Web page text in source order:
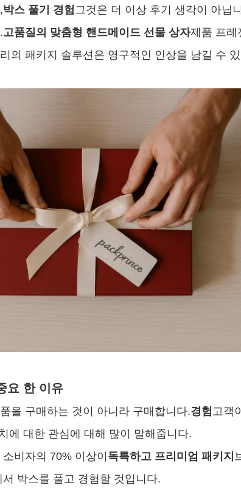
박스 풀기 경험그것은 더 이상 후기 생각이 아닙
고품질의 맞춤형 핸드메이드 선물 상자제품 프레
의 패키지 솔루션은 영구적인 인상을 남길 수
요 한 이유
을 구매하는 것이 아니라 구매합니다.경험고객
에 대한 관심에 대해 많이 말해줍니다.
비자의 70% 이상이 독특하고 프리미엄 패키지
박스를 풀고 경험할 것입니다.